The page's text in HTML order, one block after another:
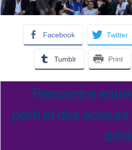
Facebook Twitter
Tumblr Print
Rencontre
parti et des